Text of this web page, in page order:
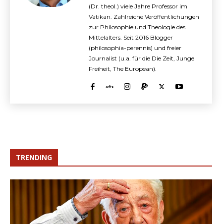
(Dr. theol.) viele Jahre Professor im
Vatikan. Zahlreiche Veröffentlichungen
zur Philosophie und Theologie des
Mittelalters. Seit 2016 Blogger
(philosophia-perennis) und freier
Journalist (u.a. für die Die Zeit, Junge
Freiheit, The European).
TRENDING